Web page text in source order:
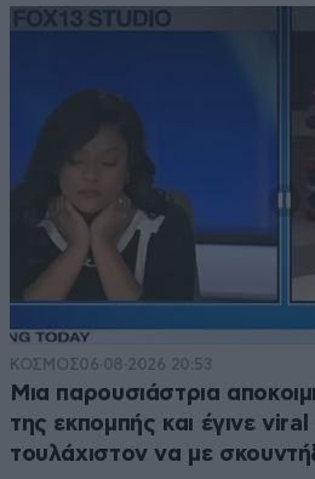
ΚΟΣΜΟΣ06·08·2026 20:53
Μια παρουσιάστρια
της εκπομπής και έγινε
τουλάχιστον να με